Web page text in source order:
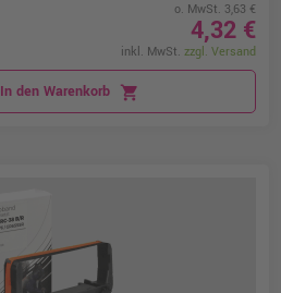
o. MwSt. 3,63 €
4,32 €
inkl. MwSt. zzgl. Versand
In den Warenkorb shopping_cart